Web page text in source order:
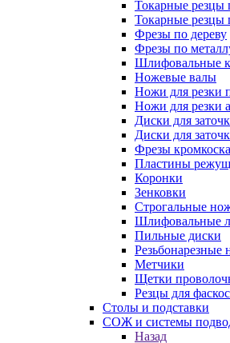
Токарные резцы
Токарные резцы
Фрезы по дереву
Фрезы по
Шлифовальные
Ножевые валы
Ножи для резки
Ножи для резки
Диски для
Диски для
Фрезы
Пластины
Коронки
Зенковки
Строгальные
Шлифовальные
Пильные диски
Резьбонарезные
Метчики
Щетки
Резцы для
Столы и подставки
СОЖ и системы
Назад